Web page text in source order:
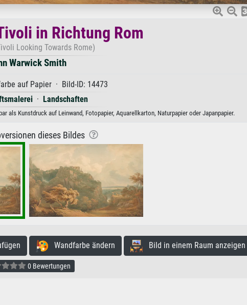
in Richtung Rom
Looking Towards Rome)
Warwick Smith
auf Papier · Bild-ID: 14473
· Landschaften
als Kunstdruck auf Leinwand, Fotopapier, Aquarellkarton, Naturpapier oder Japanpapier.
dieses Bildes
Wandfarbe ändern Bild in einem Raum anzeigen
0 Bewertungen